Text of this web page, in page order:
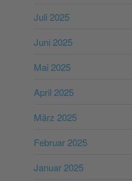
Juli 2025
Juni 2025
Mai 2025
April 2025
März 2025
Februar 2025
Januar 2025